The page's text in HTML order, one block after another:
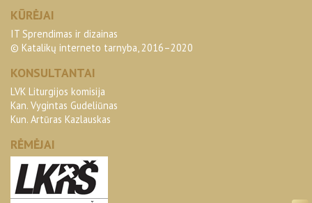
KŪRĖJAI
IT Sprendimas ir dizainas
© Katalikų interneto tarnyba, 2016–2020
KONSULTANTAI
LVK Liturgijos komisija
Kan. Vygintas Gudeliūnas
Kun. Artūras Kazlauskas
RĖMĖJAI